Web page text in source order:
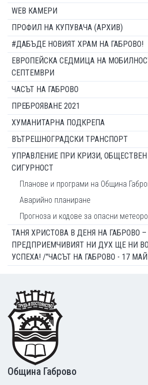
WEB КАМЕРИ
ПРОФИЛ НА КУПУВАЧА (АРХИВ)
#ДАБЪДЕ НОВИЯТ ХРАМ НА ГАБРОВО!
ЕВРОПЕЙСКА СЕДМИЦА НА
СЕПТЕМВРИ
ЧАСЪТ НА ГАБРОВО
ПРЕБРОЯВАНЕ 2021
ХУМАНИТАРНА ПОДКРЕПА
ВЪТРЕШНОГРАДСКИ ТРАНСПОРТ
УПРАВЛЕНИЕ ПРИ КРИЗИ,
СИГУРНОСТ
Планове и програми на Община
Аварийно планиране
Прогноза и кодове за опасни
ТАНЯ ХРИСТОВА В ДЕНЯ НА ГАБРОВО
ПРЕДПРИЕМЧИВИЯТ НИ ДУХ ЩЕ НИ
УСПЕХА! /"ЧАСЪТ НА ГАБРОВО - 17 МАЙ
Footer
Община Габрово